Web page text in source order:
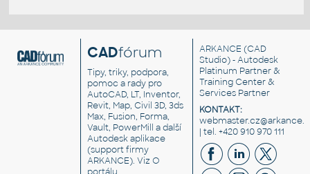
CADfórum
Tipy, triky, podpora,
pomoc a rady pro
AutoCAD, LT, Inventor,
Revit, Map, Civil 3D, 3ds
Max, Fusion, Forma,
Vault, PowerMill a další
Autodesk aplikace
(support firmy
ARKANCE). VizO
ARKANCE (CAD
Studio) - Autodesk
Platinum Partner &
Training Center &
Services Partner
KONTAKT:
| tel. +420 910 970 111